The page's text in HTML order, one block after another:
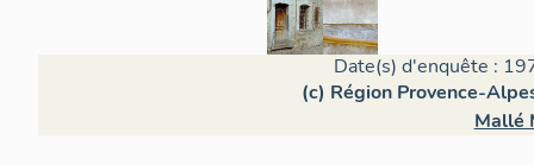
Date(s) d'enquête :
(c) Région Provence-
Mallé